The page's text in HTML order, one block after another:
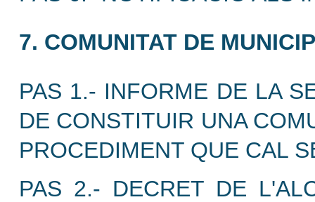
7. COMUNITAT DE
PAS 1.- INFORME DE LA
DE CONSTITUIR UNA
PROCEDIMENT QUE CAL
PAS 2.- DECRET DE